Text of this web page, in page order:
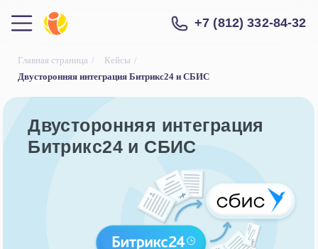
+7 (812) 332-84-32
Главная страница / Кейсы /
Двусторонняя интеграция Битрикс24 и СБИС